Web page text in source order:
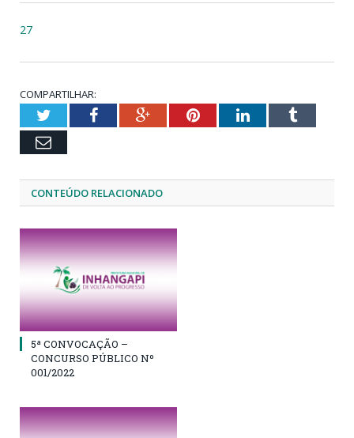
27
COMPARTILHAR:
TwitterFacebookGoogle+PinterestLinkedInTumblr
Email
CONTEÚDO RELACIONADO
5ª CONVOCAÇÃO –
CONCURSO PÚBLICO Nº
001/2022